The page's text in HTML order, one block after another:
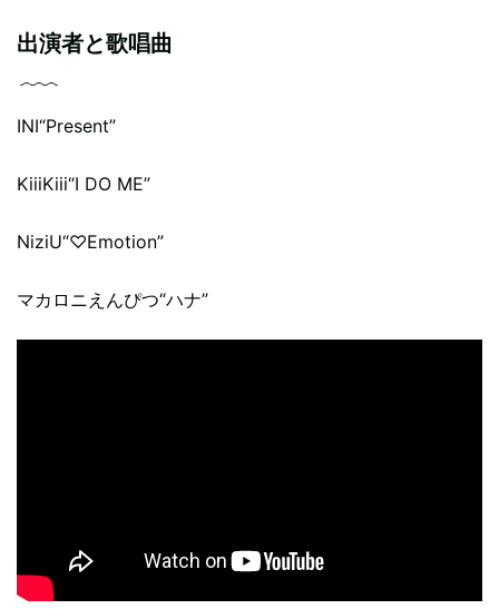
出演者と歌唱曲
INI“Present”
KiiiKiii“I DO ME”
NiziU“♡Emotion”
マカロニえんぴつ“ハナ”